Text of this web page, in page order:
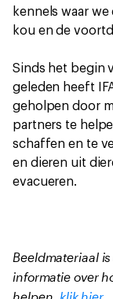
kennels waar
kou en de
Sinds het begin
geleden heeft
geholpen door
partners te
schaffen en te
en dieren uit
evacueren.
Beeldmateriaal
informatie over